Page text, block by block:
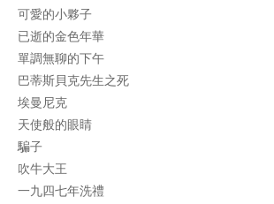
可愛的小夥子
已逝的金色年華
單調無聊的下午
巴蒂斯貝克先生之死
埃曼尼克
天使般的眼睛
騙子
吹牛大王
一九四七年洗禮